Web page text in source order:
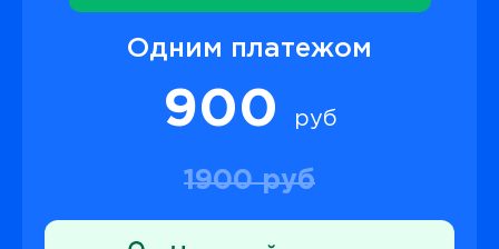
Одним платежом
900 руб
1900 руб